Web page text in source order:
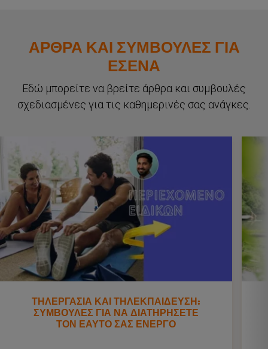
ΑΡΘΡΑ ΚΑΙ ΣΥΜΒΟΥΛΕΣ ΓΙΑ
ΕΣΕΝΑ
Εδώ μπορείτε να βρείτε άρθρα και συμβουλές
σχεδιασμένες για τις καθημερινές σας ανάγκες.
ΤΗΛΕΡΓΑΣΙΑ ΚΑΙ ΤΗΛΕΚΠΑΙΔΕΥΣΗ:
ΣΥΜΒΟΥΛΕΣ ΓΙΑ ΝΑ ΔΙΑΤΗΡΗΣΕΤΕ
ΤΟΝ ΕΑΥΤΟ ΣΑΣ ΕΝΕΡΓΟ
ΒΡΕΙΤΕ ΤΟ ΚΑΤΑΛΛΗΛΟ ΠΡΟΪΟΝ ΓΙΑ ΕΣΑΣ